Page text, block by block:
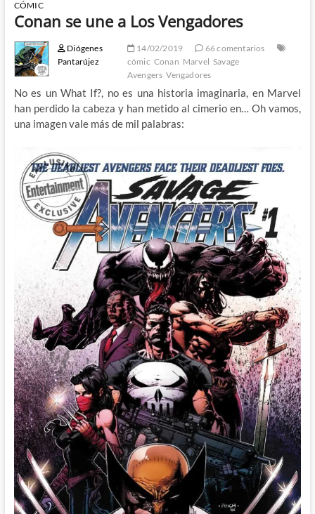
CÓMIC
Conan se une a Los Vengadores
Diógenes
Pantarújez
14/02/2019
66 comentarios
cómic Conan Marvel Savage
Avengers Vengadores
No es un What If?, no es una historia imaginaria, en Marvel
han perdido la cabeza y han metido al cimerio en… Oh vamos,
una imagen vale más de mil palabras: